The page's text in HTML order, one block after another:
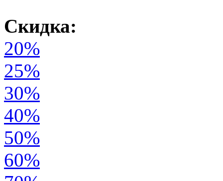
Скидка:
20%
25%
30%
40%
50%
60%